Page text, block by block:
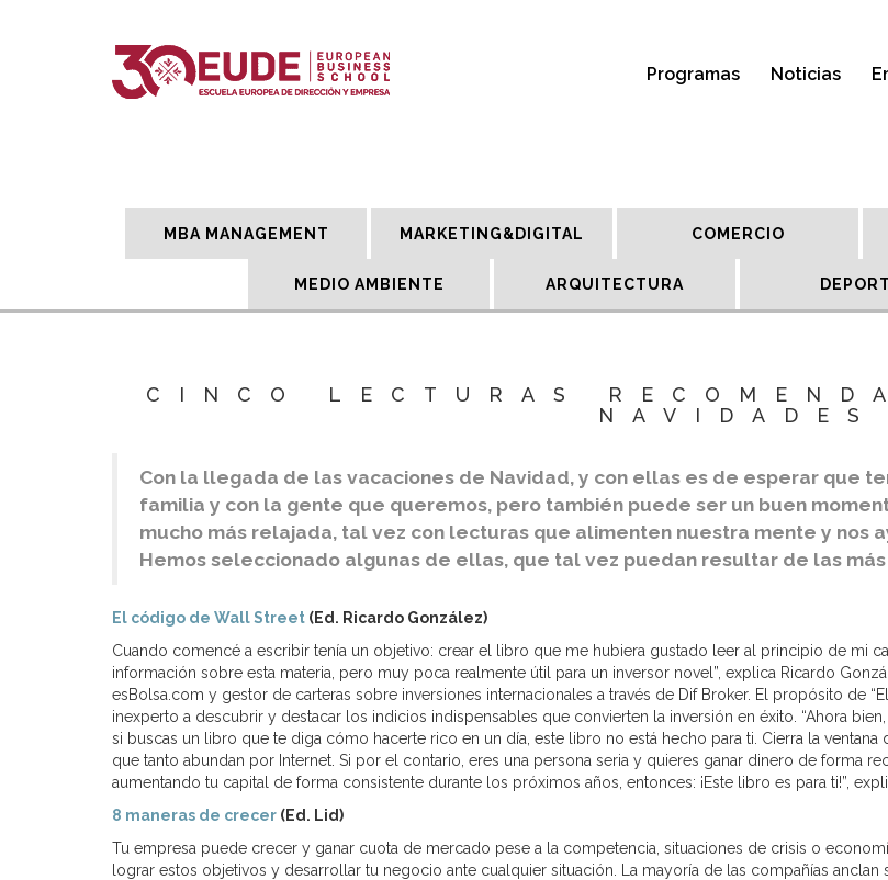
Programas Noticias
MBA MANAGEMENT MARKETING&DIGITAL COMERCIO
MEDIO AMBIENTE ARQUITECTURA
CINCO LECTURAS
NAVIDADES
Con la llegada de las vacaciones de Navidad, y con ellas es de esperar que
familia y con la gente que queremos, pero también puede ser un buen
mucho más relajada, tal vez con lecturas que alimenten nuestra mente y nos
Hemos seleccionado algunas de ellas, que tal vez puedan resultar de las
El código de Wall Street (Ed. Ricardo González)
Cuando comencé a escribir tenía un objetivo: crear el libro que me hubiera gustado leer al principio de mi
información sobre esta materia, pero muy poca realmente útil para un inversor novel”, explica Ricardo
esBolsa.com y gestor de carteras sobre inversiones internacionales a través de Dif Broker. El propósito de
inexperto a descubrir y destacar los indicios indispensables que convierten la inversión en éxito. “Ahora
si buscas un libro que te diga cómo hacerte rico en un día, este libro no está hecho para ti. Cierra la
que tanto abundan por Internet. Si por el contario, eres una persona seria y quieres ganar dinero de forma
aumentando tu capital de forma consistente durante los próximos años, entonces: ¡Este libro es para ti!”,
8 maneras de crecer (Ed. Lid)
Tu empresa puede crecer y ganar cuota de mercado pese a la competencia, situaciones de crisis o
lograr estos objetivos y desarrollar tu negocio ante cualquier situación. La mayoría de las compañías